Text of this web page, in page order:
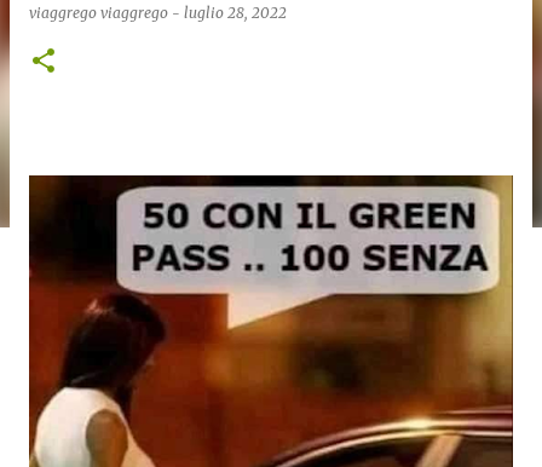
viaggrego viaggrego - luglio 28, 2022